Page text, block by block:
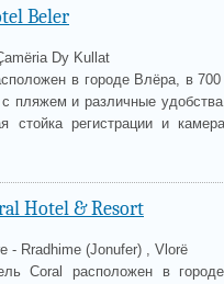
Beler
Dy Kullat
в городе Влёра, в
пляжем и различные
стойка регистрации и
Hotel & Resort
- Rradhime (Jonufer) , Vlorë
Coral расположен в